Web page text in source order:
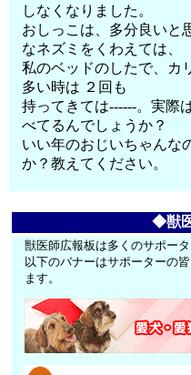
しなくなりました。
おしっこは、多分良いと
なネズミをくわえては、
私のベッドのしたで、カ
多い時は ２回も
持ってきては------。実際
べてるんでしょうか？
いい年のおじいちゃんな
か？教えてください。
◆獣
獣医師広報板は多くのサポー
以下のバナーはサポーターの
ます。